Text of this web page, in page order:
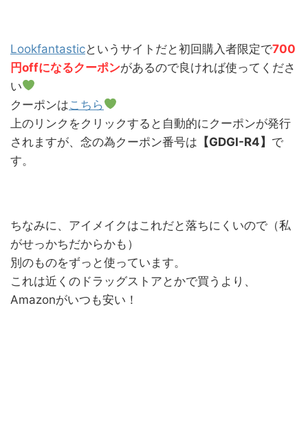
Lookfantasticというサイトだと初回購入者限定で700
円offになるクーポンがあるので良ければ使ってくださ
い
クーポンはこちら
上のリンクをクリックすると自動的にクーポンが発行
されますが、念の為クーポン番号は 【GDGI-R4】 で
す。
ちなみに、アイメイクはこれだと落ちにくいので（私
がせっかちだからかも）
別のものをずっと使っています。
これは近くのドラッグストアとかで買うより、
Amazonがいつも安い！